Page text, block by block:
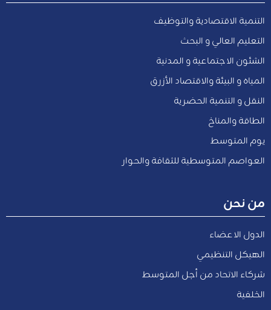
التنمية الاقتصادية والتوظيف
التعليم العالي و البحث
الشئون الاجتماعية و المدنية
المياه و البيئة والاقتصاد الأزرق
النقل و التنمية الحضرية
الطاقة والمناخ
يوم المتوسط
العواصم المتوسطية للثقافة والحوار
من نحن
الدول الاعضاء
الهيكل التنظيمي
شركاء الاتحاد من أجل المتوسط
الخلفية